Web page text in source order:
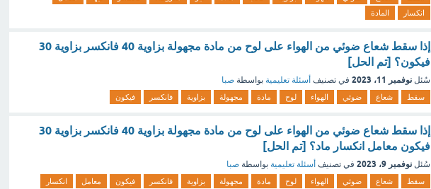
انكسار
المادة
إذا سقط شعاع ضوئي من الهواء على لوح من مادة مجهولة بزاوية 40 فانكسر بزاوية 30
فيكون؟ [تم الحل]
سُئل نوفمبر 11، 2023 في تصنيف أسئلة تعليمية بواسطة صبا
سقط شعاع ضوئي الهواء لوح مادة مجهولة بزاوية فانكسر فيكون
إذا سقط شعاع ضوئي من الهواء على لوح من مادة مجهولة بزاوية 40 فانكسر بزاوية 30
فيكون معامل انكسار ماد؟ [تم الحل]
سُئل نوفمبر 9، 2023 في تصنيف أسئلة تعليمية بواسطة صبا
سقط شعاع ضوئي الهواء لوح مادة مجهولة بزاوية فانكسر فيكون معامل
انكسار